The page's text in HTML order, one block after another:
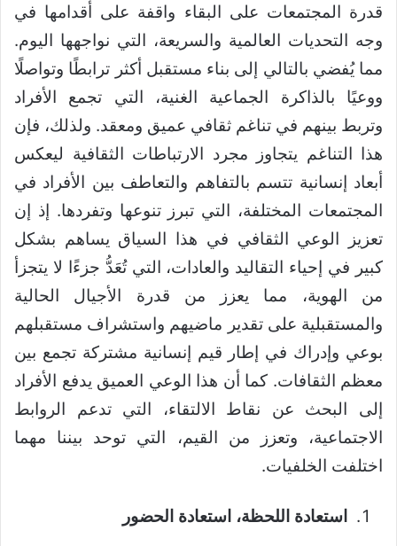
قدرة المجتمعات على البقاء واقفة على أقدامها في
وجه التحديات العالمية والسريعة، التي نواجهها اليوم.
مما يُفضي بالتالي إلى بناء مستقبل أكثر ترابطًا وتواصلًا
ووعيًا بالذاكرة الجماعية الغنية، التي تجمع الأفراد
وتربط بينهم في تناغم ثقافي عميق ومعقد. ولذلك، فإن
هذا التناغم يتجاوز مجرد الارتباطات الثقافية ليعكس
أبعاد إنسانية تتسم بالتفاهم والتعاطف بين الأفراد في
المجتمعات المختلفة، التي تبرز تنوعها وتفردها. إذ إن
تعزيز الوعي الثقافي في هذا السياق يساهم بشكل
كبير في إحياء التقاليد والعادات، التي تُعَدُّ جزءًا لا يتجزأ
من الهوية، مما يعزز من قدرة الأجيال الحالية
والمستقبلية على تقدير ماضيهم واستشراف مستقبلهم
بوعي وإدراك في إطار قيم إنسانية مشتركة تجمع بين
معظم الثقافات. كما أن هذا الوعي العميق يدفع الأفراد
إلى البحث عن نقاط الالتقاء، التي تدعم الروابط
الاجتماعية، وتعزز من القيم، التي توحد بيننا مهما
اختلفت الخلفيات.
استعادة اللحظة، استعادة الحضور